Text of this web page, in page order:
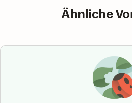
Ähnliche